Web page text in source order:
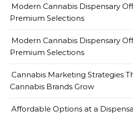
Modern Cannabis Dispensary
Premium Selections
Modern Cannabis Dispensary
Premium Selections
Cannabis Marketing Strategies
Cannabis Brands Grow
Affordable Options at a